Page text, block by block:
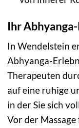
Ihr
In Wendelstein
Abhyanga-
Therapeuten
auf eine ruhige
in der Sie sich
Vor der